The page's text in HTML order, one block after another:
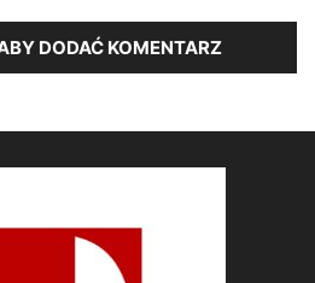
DODAĆ KOMENTARZ